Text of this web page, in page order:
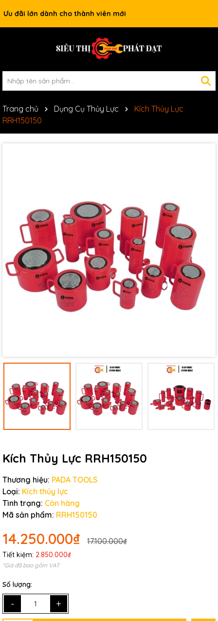
Ưu đãi lớn dành cho thành viên mới
Trang chủ Dụng Cụ Thủy Lực
Kích Thủy Lực
RRH150150
Kích Thủy Lực RRH150150
Thương hiệu: PADA TOOLS
Loại: Kích thủy lực
Tình trạng: Còn hàng
Mã sản phẩm: RRH150150
14.250.000₫ 17.100.000₫
Tiết kiệm: 2.850.000₫
*Giá đã bao gồm VAT
Số lượng:
- +